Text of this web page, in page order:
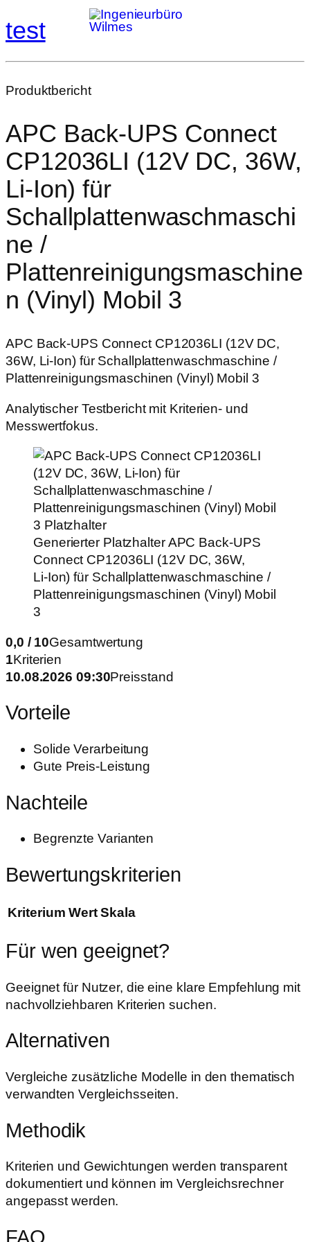
test
Produktbericht
APC Back‑UPS Connect
CP12036LI (12V DC, 36W,
Li‑Ion) für
Schallplattenwaschmaschi
ne /
Plattenreinigungsmaschine
n (Vinyl) Mobil 3
APC Back‑UPS Connect CP12036LI (12V DC,
36W, Li‑Ion) für Schallplattenwaschmaschine /
Plattenreinigungsmaschinen (Vinyl) Mobil 3
Analytischer Testbericht mit Kriterien- und
Messwertfokus.
Generierter Platzhalter APC Back‑UPS
Connect CP12036LI (12V DC, 36W,
Li‑Ion) für Schallplattenwaschmaschine /
Plattenreinigungsmaschinen (Vinyl) Mobil
3
0,0 / 10Gesamtwertung
1Kriterien
10.08.2026 09:30Preisstand
Vorteile
Solide Verarbeitung
Gute Preis-Leistung
Nachteile
Begrenzte Varianten
Bewertungskriterien
Kriterium Wert Skala
Für wen geeignet?
Geeignet für Nutzer, die eine klare Empfehlung mit
nachvollziehbaren Kriterien suchen.
Alternativen
Vergleiche zusätzliche Modelle in den thematisch
verwandten Vergleichsseiten.
Methodik
Kriterien und Gewichtungen werden transparent
dokumentiert und können im Vergleichsrechner
angepasst werden.
FAQ